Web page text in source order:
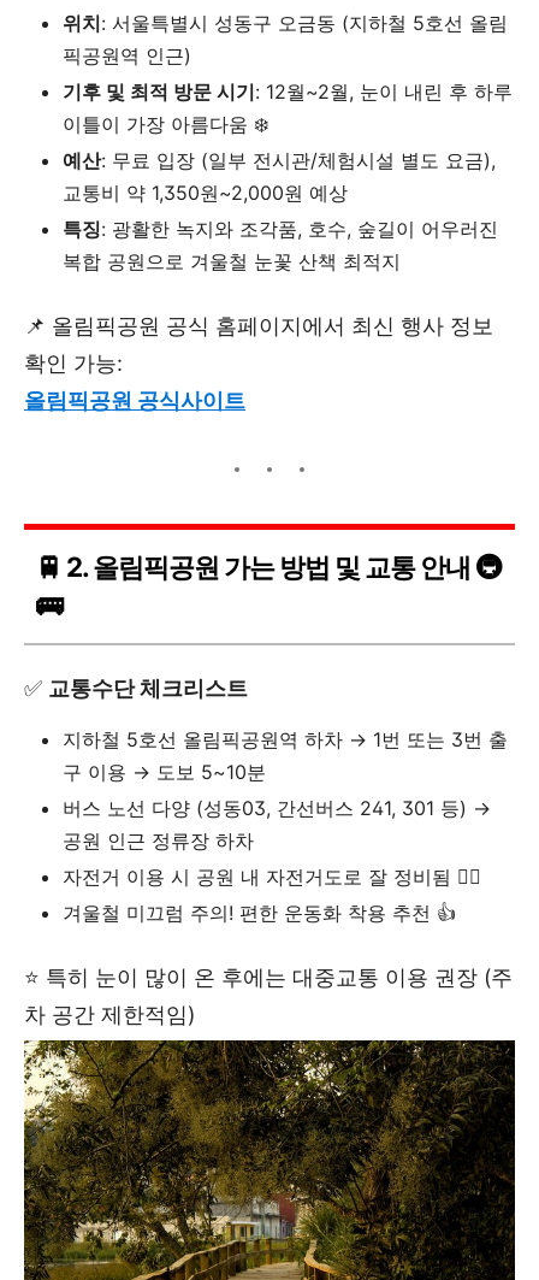
위치: 서울특별시 성동구 오금동 (지하철 5호선 올림
픽공원역 인근)
기후 및 최적 방문 시기: 12월~2월, 눈이 내린 후 하루
이틀이 가장 아름다움 ❄️
예산: 무료 입장 (일부 전시관/체험시설 별도 요금),
교통비 약 1,350원~2,000원 예상
특징: 광활한 녹지와 조각품, 호수, 숲길이 어우러진
복합 공원으로 겨울철 눈꽃 산책 최적지
📌 올림픽공원 공식 홈페이지에서 최신 행사 정보
확인 가능:
올림픽공원 공식사이트
🚆 2. 올림픽공원 가는 방법 및 교통 안내 🚇
🚌
✅ 교통수단 체크리스트
지하철 5호선 올림픽공원역 하차 → 1번 또는 3번 출
구 이용 → 도보 5~10분
버스 노선 다양 (성동03, 간선버스 241, 301 등) →
공원 인근 정류장 하차
자전거 이용 시 공원 내 자전거도로 잘 정비됨 🚴‍♀️
겨울철 미끄럼 주의! 편한 운동화 착용 추천 👍
⭐ 특히 눈이 많이 온 후에는 대중교통 이용 권장 (주
차 공간 제한적임)